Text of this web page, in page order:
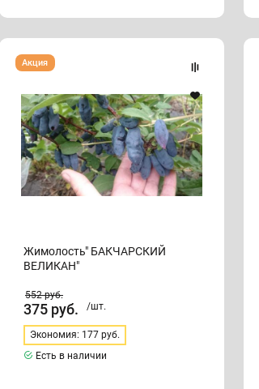
Жимолость"
БАКЧАРСКИЙ
Жимолость" БАКЧАРСКИЙ
ВЕЛИКАН"
Акция
552руб.
375 руб. /шт.
Экономия: 177 руб.
Есть в наличии